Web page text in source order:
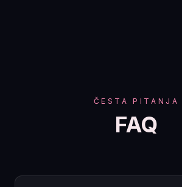
ČESTA PITANJA
FAQ